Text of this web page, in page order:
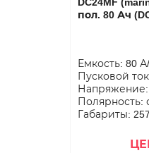
пол. 80 Ач
Емкость: 80
Пусковой
Полярность:
Габариты: